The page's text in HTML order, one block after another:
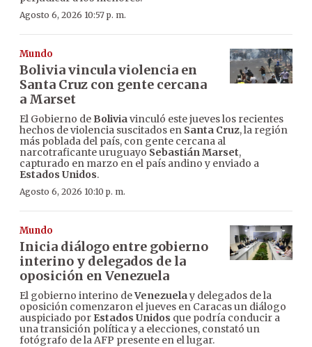
Agosto 6, 2026 10:57 p. m.
Mundo
Bolivia vincula violencia en
Santa Cruz con gente cercana
a Marset
El Gobierno de Boliviavinculó este jueves los recientes
hechos de violencia suscitados en Santa Cruz, la región
más poblada del país, con gente cercana al
narcotraficante uruguayo Sebastián Marset,
capturado en marzo en el país andino y enviado a
Estados Unidos.
Agosto 6, 2026 10:10 p. m.
Mundo
Inicia diálogo entre gobierno
interino y delegados de la
oposición en Venezuela
El gobierno interino deVenezuelay delegados de la
oposición comenzaron el jueves en Caracas un diálogo
auspiciado por Estados Unidos que podría conducir a
una transición política y a elecciones, constató un
fotógrafo de la AFP presente en el lugar.